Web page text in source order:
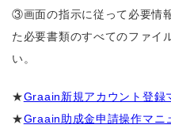
③画面の指示に従って必要情
た必要書類のすべてのファイ
い。
★Graain新規アカウント登録
★Graain助成金申請操作マニ